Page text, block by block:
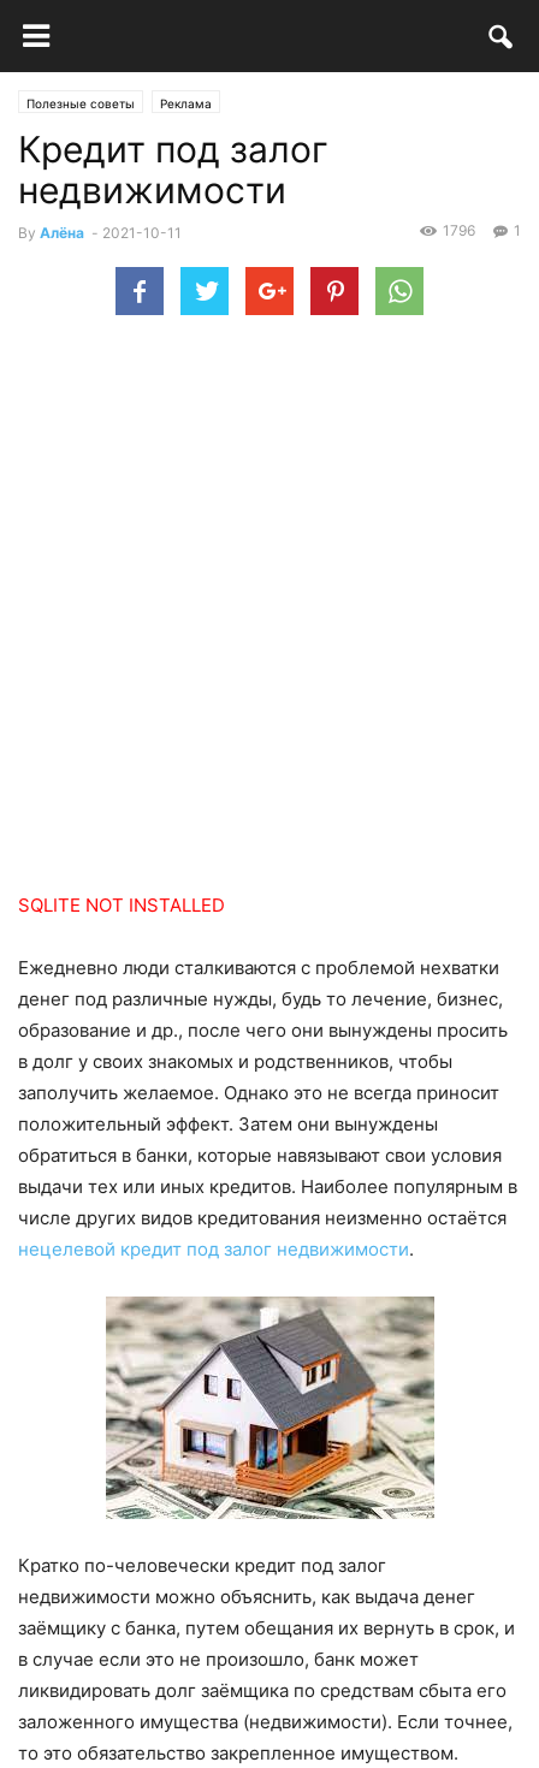
Полезные советы Реклама
Кредит под залог
недвижимости
By Алёна - 2021-10-11 1
1796
SQLITE NOT INSTALLED
Ежедневно люди сталкиваются с проблемой нехватки
денег под различные нужды, будь то лечение, бизнес,
образование и др., после чего они вынуждены просить
в долг у своих знакомых и родственников, чтобы
заполучить желаемое. Однако это не всегда приносит
положительный эффект. Затем они вынуждены
обратиться в банки, которые навязывают свои условия
выдачи тех или иных кредитов. Наиболее популярным в
числе других видов кредитования неизменно остаётся
нецелевой кредит под залог недвижимости.
Кратко по-человечески кредит под залог
недвижимости можно объяснить, как выдача денег
заёмщику с банка, путем обещания их вернуть в срок, и
в случае если это не произошло, банк может
ликвидировать долг заёмщика по средствам сбыта его
заложенного имущества (недвижимости). Если точнее,
то это обязательство закрепленное имуществом.